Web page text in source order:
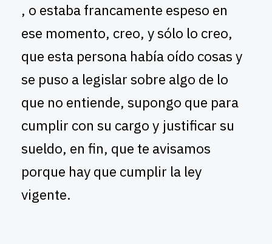
, o estaba francamente espeso en
ese momento, creo, y sólo lo creo,
que esta persona había oído cosas y
se puso a legislar sobre algo de lo
que no entiende, supongo que para
cumplir con su cargo y justificar su
sueldo, en fin, que te avisamos
porque hay que cumplir la ley
vigente.